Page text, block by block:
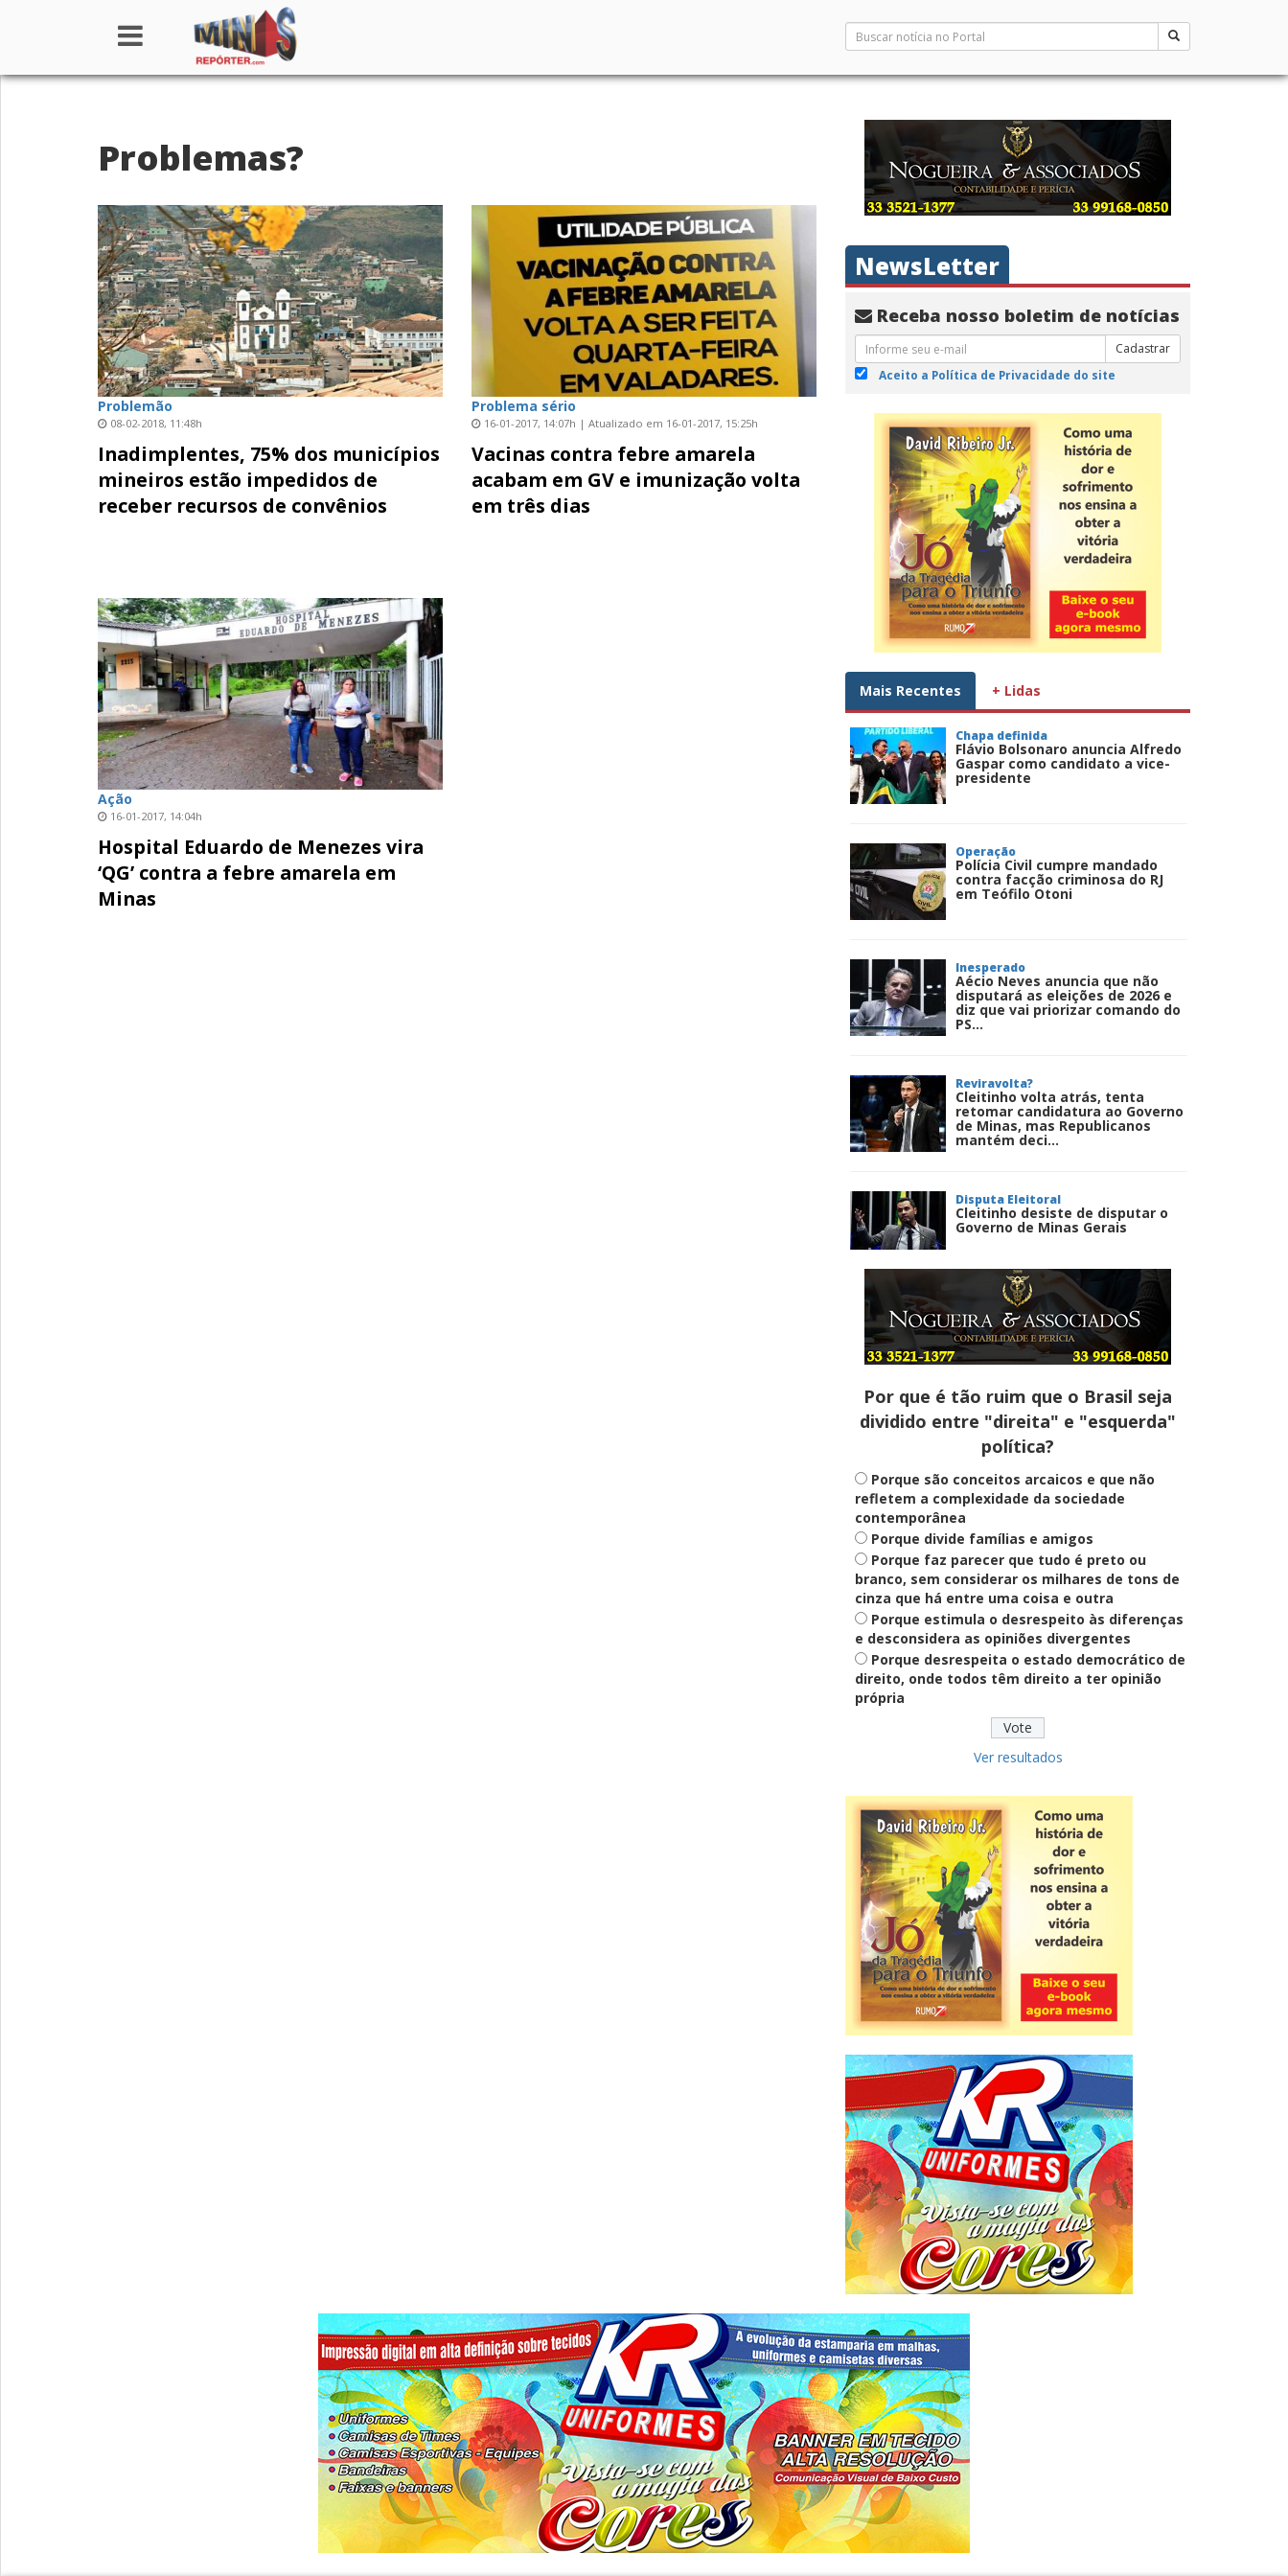
Institucional
Colunistas
Problemas?
Problemão
08-02-2018, 11:48h
Inadimplentes, 75% dos municípios
mineiros estão impedidos de
receber recursos de convênios
Problema sério
16-01-2017, 14:07h | Atualizado em 16-01-2017, 15:25h
Vacinas contra febre amarela
acabam em GV e imunização volta
em três dias
Ação
16-01-2017, 14:04h
Hospital Eduardo de Menezes vira
‘QG’ contra a febre amarela em
Minas
NewsLetter
Receba nosso boletim de notícias
Cadastrar
Aceito a Política de Privacidade do site
Mais Recentes + Lidas
Chapa definida
Flávio Bolsonaro anuncia Alfredo
Gaspar como candidato a vice-
presidente
Operação
Polícia Civil cumpre mandado
contra facção criminosa do RJ
em Teófilo Otoni
Inesperado
Aécio Neves anuncia que não
disputará as eleições de 2026 e
diz que vai priorizar comando do
PS...
Reviravolta?
Cleitinho volta atrás, tenta
retomar candidatura ao Governo
de Minas, mas Republicanos
mantém deci...
Disputa Eleitoral
Cleitinho desiste de disputar o
Governo de Minas Gerais
Entenda
Pix Pensão Alimentícia: entenda
o que é e como solicitar
Saúde Mental
Plataforma oferece escuta em
saúde mental para jovens no SUS
Digital
Definido
PT lança Patrus Ananias como
candidato ao governo de Minas
Gerais
Educação
Fies: pré-selecionados têm até
terça para complementar
CNPJ alfanumérico começa a ser
emitido nesta sexta
ver todas »
Por que é tão ruim que o Brasil seja
dividido entre "direita" e "esquerda"
política?
Porque são conceitos arcaicos e que não
refletem a complexidade da sociedade
contemporânea
Porque divide famílias e amigos
Porque faz parecer que tudo é preto ou
branco, sem considerar os milhares de tons de
cinza que há entre uma coisa e outra
Porque estimula o desrespeito às diferenças
e desconsidera as opiniões divergentes
Porque desrespeita o estado democrático de
direito, onde todos têm direito a ter opinião
própria
Ver resultados